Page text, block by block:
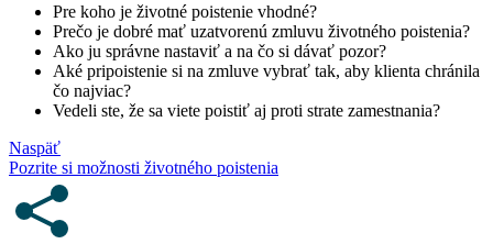
Pre koho je životné poistenie vhodné?
Prečo je dobré mať uzatvorenú zmluvu životného poistenia?
Ako ju správne nastaviť a na čo si dávať pozor?
Aké pripoistenie si na zmluve vybrať tak, aby klienta chránila
čo najviac?
Vedeli ste, že sa viete poistiť aj proti strate zamestnania?
Naspäť
Pozrite si možnosti životného poistenia